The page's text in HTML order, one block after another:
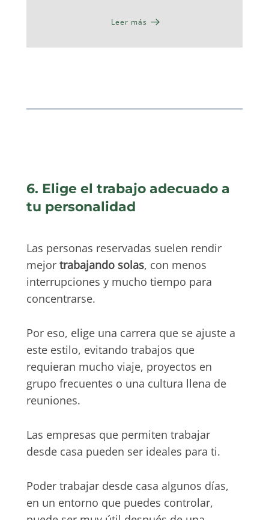
Leer más
6. Elige el trabajo adecuado a
tu personalidad
Las personas reservadas suelen rendir
mejor trabajando solas, con menos
interrupciones y mucho tiempo para
concentrarse.
Por eso, elige una carrera que se ajuste a
este estilo, evitando trabajos que
requieran mucho viaje, proyectos en
grupo frecuentes o una cultura llena de
reuniones.
Las empresas que permiten trabajar
desde casa pueden ser ideales para ti.
Poder trabajar desde casa algunos días,
en un entorno que puedes controlar,